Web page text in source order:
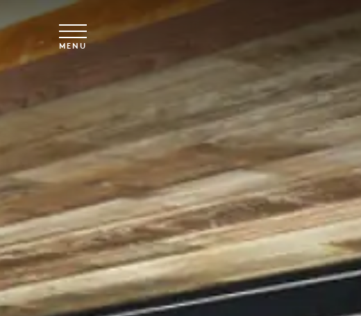
Vai al contenuto principale
MENU